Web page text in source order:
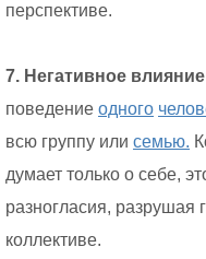
перспективе.
7. Негативное
поведение одного
всю группу или семью.
думает только о себе,
разногласия,
коллективе.